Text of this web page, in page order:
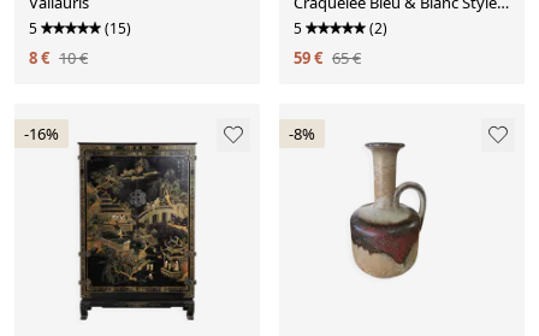
5 (15)
8 € 10 €
Asiatique / Chinoise
5 (2)
59 € 65 €
-16% -8%